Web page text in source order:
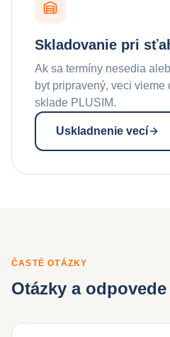
Skladovanie pri
Ak sa termíny nesedia
byt pripravený, veci
sklade PLUSIM.
Uskladnenie vecí
ČASTÉ OTÁZKY
Otázky a odpovede